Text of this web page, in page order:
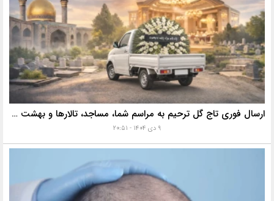
ارسال فوری تاج گل ترحیم به مراسم شما، مساجد، تالارها و بهشت زهرا با خدمات ویژه
۹ دی ۱۴۰۴ - ۲۰:۵۱